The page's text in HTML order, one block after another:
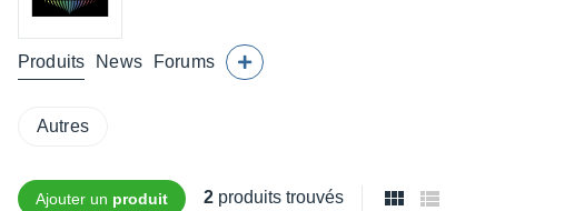
Produits News Forums
Autres
Ajouter un produit 2 produits trouvés